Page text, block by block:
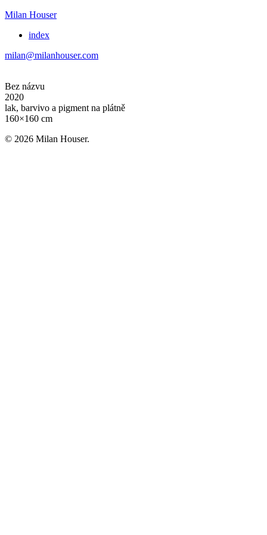
Milan Houser
index
milan@milanhouser.com
Bez názvu
2020
lak, barvivo a pigment na plátně
160×160 cm
© 2026 Milan Houser.